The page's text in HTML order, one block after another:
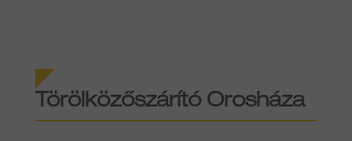
Törölközőszárító Orosháza